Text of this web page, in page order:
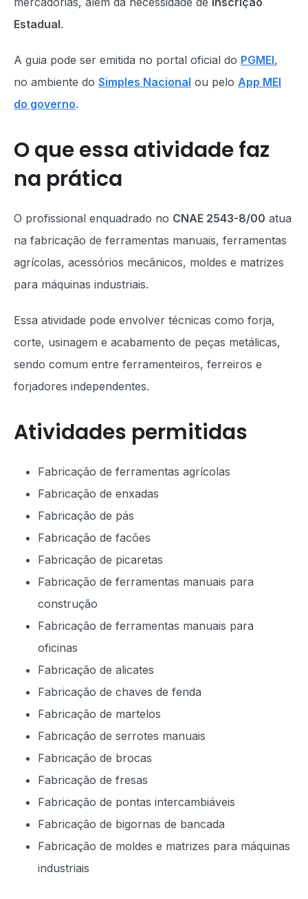
Estadual.
A guia pode ser emitida no portal oficial do PGMEI,
no ambiente do Simples Nacional ou pelo App MEI
do governo.
O que essa atividade faz
na prática
O profissional enquadrado no CNAE 2543-8/00 atua
na fabricação de ferramentas manuais, ferramentas
agrícolas, acessórios mecânicos, moldes e matrizes
para máquinas industriais.
Essa atividade pode envolver técnicas como forja,
corte, usinagem e acabamento de peças metálicas,
sendo comum entre ferramenteiros, ferreiros e
forjadores independentes.
Atividades permitidas
Fabricação de ferramentas agrícolas
Fabricação de enxadas
Fabricação de pás
Fabricação de facões
Fabricação de picaretas
Fabricação de ferramentas manuais para
construção
Fabricação de ferramentas manuais para
oficinas
Fabricação de alicates
Fabricação de chaves de fenda
Fabricação de martelos
Fabricação de serrotes manuais
Fabricação de brocas
Fabricação de fresas
Fabricação de pontas intercambiáveis
Fabricação de bigornas de bancada
Fabricação de moldes e matrizes para máquinas
industriais